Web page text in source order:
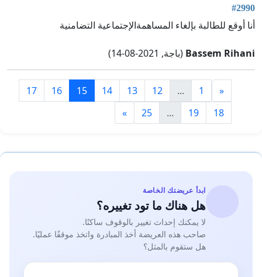
#2990
أنا أوقع للطالبة بإلغاء المساهمةالإجتماعية التضامنية
Bassem Rihani (باجة, 2021-08-14)
«
1
...
12
13
14
15
16
17
18
19
...
25
»
ابدأ عريضتك الخاصة
هل هناك ما تود تغييره؟
لا يمكنك إحداث تغيير بالوقوف ساكنًا.
صاحب هذه العريضة أخذ المبادرة واتخذ موقفًا عمليًا.
هل ستقوم بالمثل؟